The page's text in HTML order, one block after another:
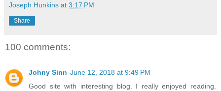
Joseph Hunkins at 3:17 PM
Share
100 comments:
Johny Sinn June 12, 2018 at 9:49 PM
Good site with interesting blog. I really enjoyed reading.